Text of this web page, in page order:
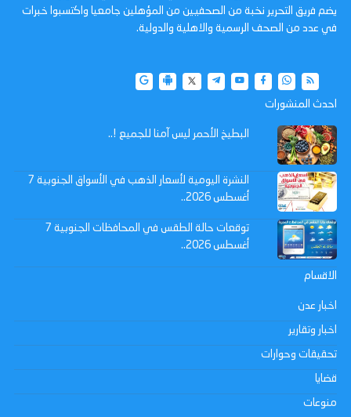
يضم فريق التحرير نخبة من الصحفيين من المؤهلين جامعيا واكتسبوا خبرات
في عدد من الصحف الرسمية والاهلية والدولية.
احدث المنشورات
البطيخ الأحمر ليس آمنا للجميع !..
النشرة اليومية لأسعار الذهب في الأسواق الجنوبية 7
أغسطس 2026..
توقعات حالة الطقس في المحافظات الجنوبية 7
أغسطس 2026..
الاقسام
اخبار عدن
اخبار وتقارير
تحقيقات وحوارات
قضايا
منوعات